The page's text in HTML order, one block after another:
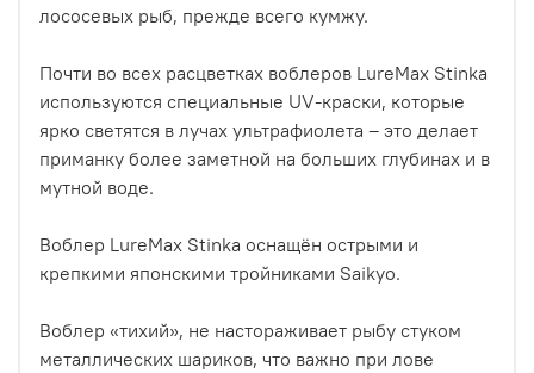
лососевых рыб, прежде всего кумжу.
Почти во всех расцветках воблеров LureMax Stinka
используются специальные UV-краски, которые
ярко светятся в лучах ультрафиолета – это делает
приманку более заметной на больших глубинах и в
мутной воде.
Воблер LureMax Stinka оснащён острыми и
крепкими японскими тройниками Saikyo.
Воблер «тихий», не настораживает рыбу стуком
металлических шариков, что важно при лове